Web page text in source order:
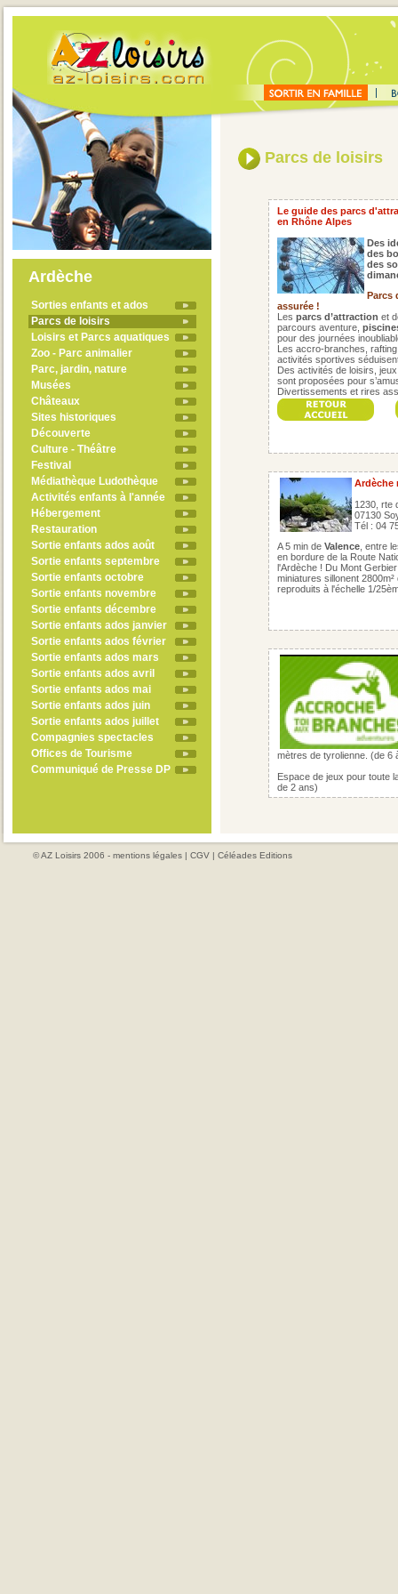
Ardèche
Sorties enfants et ados
Parcs de loisirs
Loisirs et Parcs aquatiques
Zoo - Parc animalier
Parc, jardin, nature
Musées
Châteaux
Sites historiques
Découverte
Culture - Théâtre
Festival
Médiathèque Ludothèque
Activités enfants à l'année
Hébergement
Restauration
Sortie enfants ados août
Sortie enfants septembre
Sortie enfants octobre
Sortie enfants novembre
Sortie enfants décembre
Sortie enfants ados janvier
Sortie enfants ados février
Sortie enfants ados mars
Sortie enfants ados avril
Sortie enfants ados mai
Sortie enfants ados juin
Sortie enfants ados juillet
Compagnies spectacles
Offices de Tourisme
Communiqué de Presse DP
Parcs de loisirs
Le guide des parcs
en Rhône Alpes
Des
des
des
Parcs
assurée !
Les parcs d’attraction et
parcours aventure,
pour des journées
Les accro-branches,
activités sportives
Des activités de loisirs,
sont proposées pour
Divertissements et rires
Ardèche
1230, rte
07130
Tél : 04
A 5 min de Valence , entre
en bordure de la Route
l'Ardèche ! Du Mont
miniatures sillonent
reproduits à l'échelle 1/
mètres de tyrolienne. (de 6
Espace de jeux pour toute
de 2 ans)
© AZ Loisirs 2006 - mentions légales | CGV | Céléades Editions